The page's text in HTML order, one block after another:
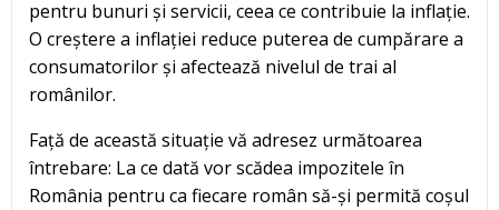
pentru bunuri și servicii, ceea ce contribuie la inflație.
O creștere a inflației reduce puterea de cumpărare a
consumatorilor și afectează nivelul de trai al
românilor.
Față de această situație vă adresez următoarea
întrebare: La ce dată vor scădea impozitele în
România pentru ca fiecare român să-și permită coșul